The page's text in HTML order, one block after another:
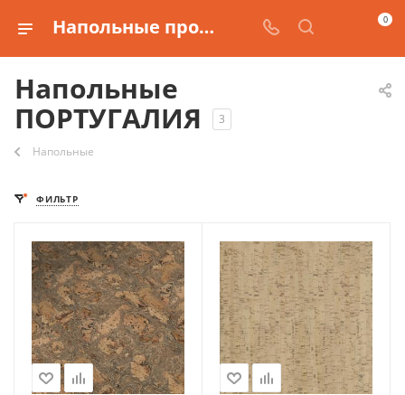
Напольные производства ПОРТУГАЛИЯ 0
Напольные
ПОРТУГАЛИЯ
3
Напольные
ФИЛЬТР